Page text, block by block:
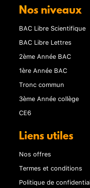
Nos niveaux
BAC Libre Scientifique
BAC Libre Lettres
2ème Année BAC
1ère Année BAC
Tronc commun
3ème Année collège
CE6
Liens utiles
Nos offres
Termes et conditions
Politique de